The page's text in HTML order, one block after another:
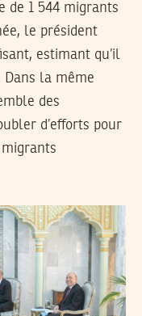
de 1 544 migrants
le président
estimant qu’il
la même
des
d’efforts pour